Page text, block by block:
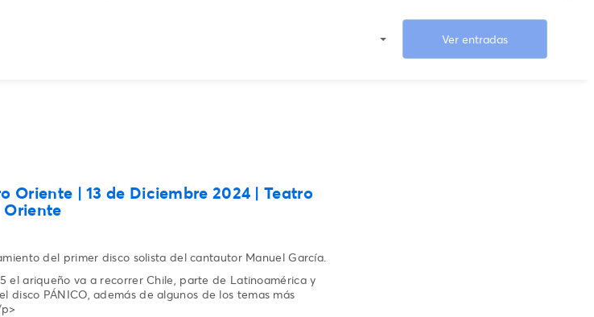
Ver entradas
Oriente | 13 de Diciembre 2024 | Teatro
Oriente
del primer disco solista del cantautor Manuel García.
el ariqueño va a recorrer Chile, parte de Latinoamérica y
disco PÁNICO, además de algunos de los temas más